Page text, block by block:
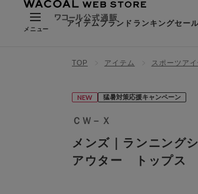
メニュー
アイテムブランド ランキングセー
TOP アイテム スポーツアイ
NEW 猛暑対策応援キャンペーン
ＣＷ－Ｘ
メンズ｜ランニング
アウター トップス